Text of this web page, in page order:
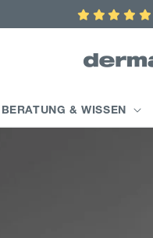
BERATUNG & WISSEN